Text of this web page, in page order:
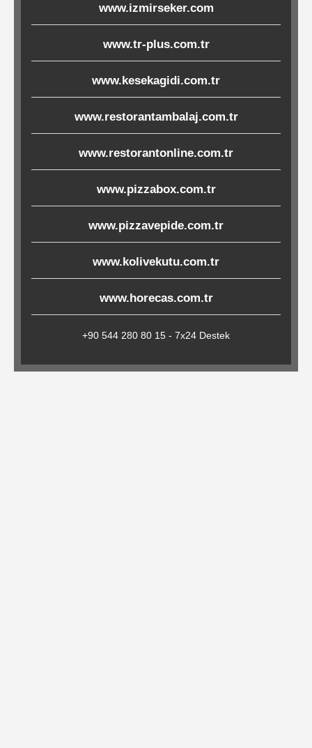
Buklet
Ürünler
Poşetler
Torbaları
Tepsi
Altlıkları
Amerikan
Servisler
&
Kağıt
www.izmirseker.com
www.tr-plus.com.tr
www.kesekagidi.com.tr
www.restorantambalaj.com.tr
www.restorantonline.com.tr
www.pizzabox.com.tr
www.pizzavepide.com.tr
www.kolivekutu.com.tr
www.horecas.com.tr
+90 544 280 80 15 - 7x24 Destek